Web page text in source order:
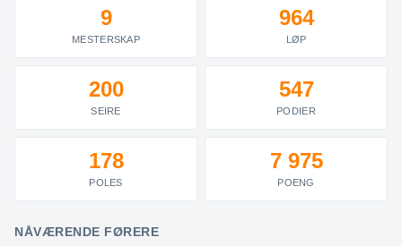
9
MESTERSKAP
964
LØP
200
SEIRE
547
PODIER
178
POLES
7 975
POENG
NÅVÆRENDE FØRERE